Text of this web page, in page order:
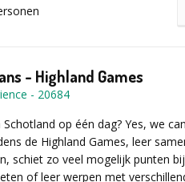
punt op kaart.
oplossen van de vragen en
de score van de anderen.
op Pladutse 3 volgt de
jullie team voor één jaar de
- Highland Games
- 20684
op één dag? Yes, we
de Highland Games, leer
schiet zo veel mogelijk punten
of leer werpen met